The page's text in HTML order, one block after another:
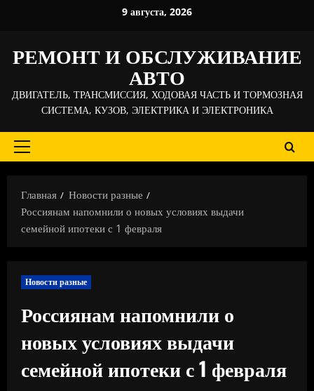
9 августа, 2026
РЕМОНТ И ОБСЛУЖИВАНИЕ
АВТО
ДВИГАТЕЛЬ, ТРАНСМИССИЯ, ХОДОВАЯ ЧАСТЬ И ТОРМОЗНАЯ
СИСТЕМА, КУЗОВ, ЭЛЕКТРИКА И ЭЛЕКТРОНИКА
Основное
Главная
Новости разные
Россиянам напомнили о новых условиях выдачи
семейной ипотеки с 1 февраля
Новости разные
Россиянам напомнили о
новых условиях выдачи
семейной ипотеки с 1 февраля